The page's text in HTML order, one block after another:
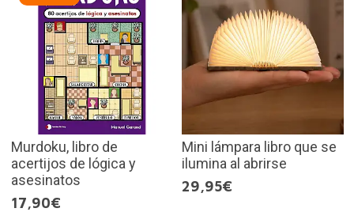
Murdoku, libro de
acertijos de lógica y
asesinatos
17,90€
Mini lámpara libro que se
ilumina al abrirse
29,95€